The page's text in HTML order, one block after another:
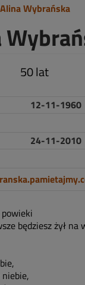
50 lat
12-11-1960
24-11-2010
będziesz żył na